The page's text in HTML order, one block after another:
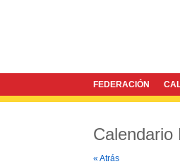
FEDERACIÓN
Calendario
« Atrás